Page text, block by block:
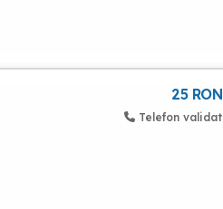
25 RON
Telefon validat